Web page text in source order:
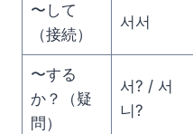
〜して
（接続）
서서
〜する
か？（疑
問）
서? / 서
니?